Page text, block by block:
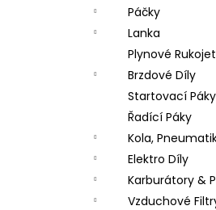
Páčky
Lanka
Plynové
Brzdové Díly
Startovací Páky
Řadící Páky
Kola,
Elektro Díly
Karburátory &
Vzduchové
PITBIKE SPOJKOVÉ
6CM STOMP,
180 Kč